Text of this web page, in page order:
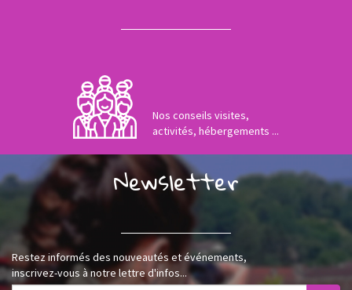
Nos conseils visites,
activités, hébergements ...
Newsletter
Restez informés des nouveautés et événements,
inscrivez-vous à notre lettre d'infos...